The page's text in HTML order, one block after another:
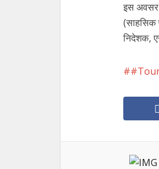
इस अवसर
(साहसिक
निदेशक,